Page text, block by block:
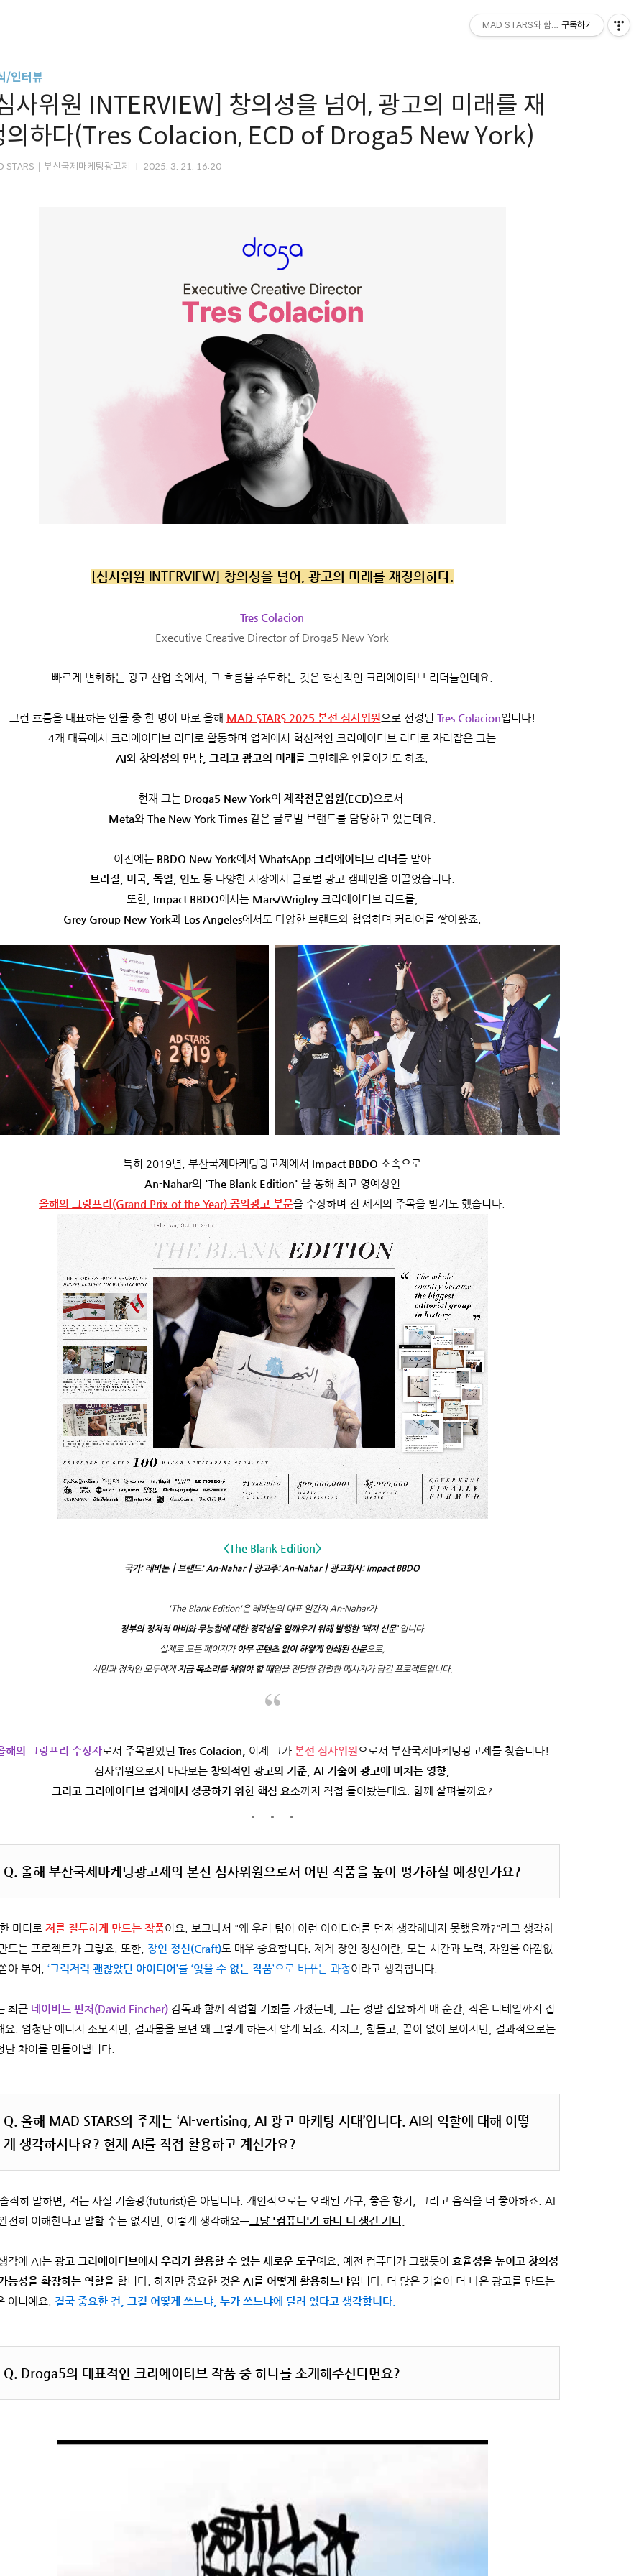
/인터뷰
사위원 INTERVIEW] 창의성을 넘어, 광고의 미래를 재
의하다(Tres Colacion, ECD of Droga5 New York)
STARS｜부산국제마케팅광고제 2025. 3. 21. 16:20
심사위원 INTERVIEW] 창의성을 넘어, 광고의 미래를 재정의하다.
- Tres Colacion -
Executive Creative Director of Droga5 New York
빠르게 변화하는 광고 산업 속에서, 그 흐름을 주도하는 것은 혁신적인 크리에이티브 리더들인데요.
그런 흐름을 대표하는 인물 중 한 명이 바로 올해 MAD STARS 2025 본선 심사위원 으로 선정된 Tres Colacion입니다!
4개 대륙에서 크리에이티브 리더로 활동하며 업계에서 혁신적인 크리에이티브 리더로 자리잡은 그는
AI와 창의성의 만남, 그리고 광고의 미래를 고민해온 인물이기도 하죠.
현재 그는 Droga5 New York의제작전문임원(ECD)으로서
Meta와 The New York Times같은 글로벌 브랜드를 담당하고 있는데요.
이전에는 BBDO New York에서 WhatsApp 크리에이티브 리더를 맡아
브라질, 미국, 독일, 인도 등 다양한 시장에서 글로벌 광고 캠페인을 이끌었습니다.
또한, Impact BBDO에서는Mars/Wrigley 크리에이티브 리드를,
Grey Group New York과Los Angeles에서도 다양한 브랜드와 협업하며 커리어를 쌓아왔죠.
특히 2019년, 부산국제마케팅광고제에서 Impact BBDO 소속으로
An-Nahar의 'The Blank Edition' 을 통해 최고 영예상인
올해의 그랑프리(Grand Prix of the Year) 공익광고 부문을 수상하며 전 세계의 주목을 받기도 했습니다.
<The Blank Edition>
국가: 레바논┃브랜드: An-Nahar┃광고주: An-Nahar┃광고회사: Impact BBDO
'The Blank Edition'은 레바논의 대표 일간지 An-Nahar가
정부의 정치적 마비와 무능함에 대한 경각심을 일깨우기 위해 발행한 ‘백지 신문’ 입니다.
실제로 모든 페이지가아무 콘텐츠 없이 하얗게 인쇄된 신문으로,
시민과 정치인 모두에게지금 목소리를 채워야 할 때임을 전달한 강렬한 메시지가 담긴 프로젝트입니다.
해의 그랑프리 수상자로서 주목받았던 Tres Colacion, 이제 그가 본선 심사위원 으로서 부산국제마케팅광고제를 찾습니다!
심사위원으로서 바라보는창의적인 광고의 기준, AI 기술이 광고에 미치는 영향,
그리고 크리에이티브 업계에서 성공하기 위한 핵심 요소까지 직접 들어봤는데요. 함께 살펴볼까요?
Q. 올해 부산국제마케팅광고제의 본선 심사위원으로서 어떤 작품을 높이 평가하실 예정인가요?
마디로 저를 질투하게 만드는 작품이요. 보고나서 "왜 우리 팀이 이런 아이디어를 먼저 생각해내지 못했을까?"라고 생각하
드는 프로젝트가 그렇죠. 또한, 장인 정신(Craft)도 매우 중요합니다. 제게 장인 정신이란, 모든 시간과 노력, 자원을 아낌없
아 부어, ‘그럭저럭 괜찮았던 아이디어’를 ‘잊을 수 없는 작품’으로 바꾸는 과정이라고 생각합니다.
최근 데이비드 핀처(David Fincher)감독과 함께 작업할 기회를 가졌는데, 그는 정말 집요하게 매 순간, 작은 디테일까지 집
요. 엄청난 에너지 소모지만, 결과물을 보면 왜 그렇게 하는지 알게 되죠. 지치고, 힘들고, 끝이 없어 보이지만, 결과적으로는
난 차이를 만들어냅니다.
Q. 올해 MAD STARS의 주제는 ‘AI-vertising, AI 광고 마케팅 시대’입니다. AI의 역할에 대해 어떻
게 생각하시나요? 현재 AI를 직접 활용하고 계신가요?
직히 말하면, 저는 사실 기술광(futurist)은 아닙니다. 개인적으로는 오래된 가구, 좋은 향기, 그리고 음식을 더 좋아하죠. AI
전히 이해한다고 말할 수는 없지만, 이렇게 생각해요—그냥 '컴퓨터'가 하나 더 생긴 거다.
각에 AI는 광고 크리에이티브에서 우리가 활용할 수 있는 새로운 도구예요. 예전 컴퓨터가 그랬듯이 효율성을 높이고 창의성
능성을 확장하는 역할을 합니다. 하지만 중요한 것은 AI를 어떻게 활용하느냐입니다. 더 많은 기술이 더 나은 광고를 만드는
아니예요. 결국 중요한 건, 그걸 어떻게 쓰느냐, 누가 쓰느냐에 달려 있다고 생각합니다.
Q. Droga5의 대표적인 크리에이티브 작품 중 하나를 소개해주신다면요?
MAD STARS와 함께하세요!
구독하기